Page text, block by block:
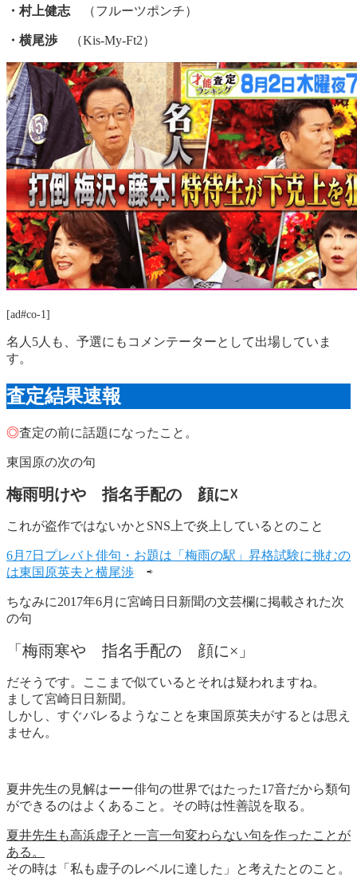
・村上健志 （フルーツポンチ）
・横尾渉 （Kis-My-Ft2）
[ad#co-1]
名人5人も、予選にもコメンテーターとして出場していま
す。
査定結果速報
◎査定の前に話題になったこと。
東国原の次の句
梅雨明けや 指名手配の 顔に☓
これが盗作ではないかとSNS上で炎上しているとのこと
6月7日プレバト俳句・お題は「梅雨の駅」昇格試験に挑むの
は東国原英夫と横尾渉 ⇨
ちなみに2017年6月に宮崎日日新聞の文芸欄に掲載された次
の句
「梅雨寒や 指名手配の 顔に×」
だそうです。ここまで似ているとそれは疑われますね。
まして宮崎日日新聞。
しかし、すぐバレるようなことを東国原英夫がするとは思え
ません。
夏井先生の見解はーー俳句の世界ではたった17音だから類句
ができるのはよくあること。その時は性善説を取る。
夏井先生も高浜虚子と一言一句変わらない句を作ったことが
ある。
その時は「私も虚子のレベルに達した」と考えたとのこと。